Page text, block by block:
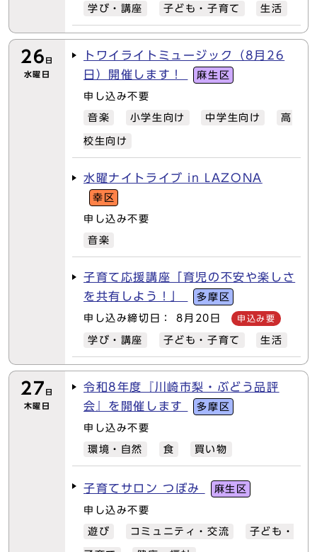
学び・講座 子ども・子育て 生活
26 日
水曜日
トワイライトミュージック（8月26
日）開催します！
麻生区
申し込み不要
音楽 小学生向け 中学生向け 高
校生向け
水曜ナイトライブ in LAZONA
幸区
申し込み不要
音楽
子育て応援講座「育児の不安や楽しさ
を共有しよう！」
多摩区
申し込み締切日： 8月20日 申込み要
学び・講座 子ども・子育て 生活
27 日
木曜日
令和8年度『川崎市梨・ぶどう品評
会』を開催します
多摩区
申し込み不要
環境・自然 食 買い物
子育てサロン つぼみ 麻生区
申し込み不要
遊び コミュニティ・交流 子ども・